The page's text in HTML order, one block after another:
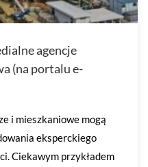
agencje
(na portalu e-
i mieszkaniowe mogą
eksperckiego
Ciekawym przykładem